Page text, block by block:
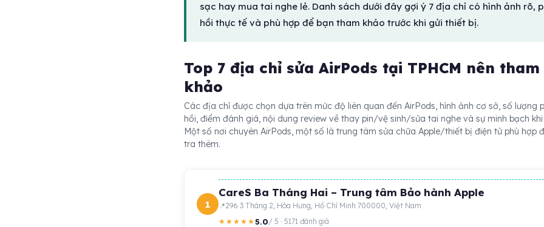
sạc hay mua tai nghe lẻ. Danh sách dưới đây gợi ý 7 địa chỉ có hình ảnh rõ,
hồi thực tế và phù hợp để bạn tham khảo trước khi gửi thiết bị.
Top 7 địa chỉ sửa AirPods tại TPHCM nên tham
khảo
Các địa chỉ được chọn dựa trên mức độ liên quan đến AirPods, hình ảnh cơ sở, số lượng
hồi, điểm đánh giá, nội dung review về thay pin/vệ sinh/sửa tai nghe và sự minh bạch
Một số nơi chuyên AirPods, một số là trung tâm sửa chữa Apple/thiết bị điện tử phù hợp
tra thêm.
1
CareS Ba Tháng Hai – Trung tâm Bảo hành Apple
296 3 Tháng 2, Hòa Hưng, Hồ Chí Minh 700000, Việt Nam
★★★★★5.0/ 5 · 5171 đánh giá